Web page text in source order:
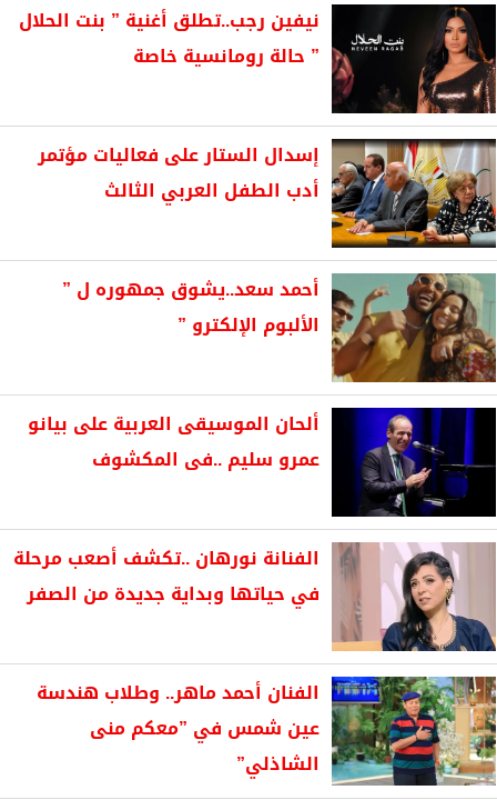
نيفين رجب..تطلق أغنية ” بنت الحلال
” حالة رومانسية خاصة
إسدال الستار على فعاليات مؤتمر
أدب الطفل العربي الثالث
أحمد سعد..يشوق جمهوره ل ”
الألبوم الإلكترو ”
ألحان الموسيقى العربية على بيانو
عمرو سليم ..فى المكشوف
الفنانة نورهان ..تكشف أصعب مرحلة
في حياتها وبداية جديدة من الصفر
الفنان أحمد ماهر.. وطلاب هندسة
عين شمس في ”معكم منى
الشاذلي”